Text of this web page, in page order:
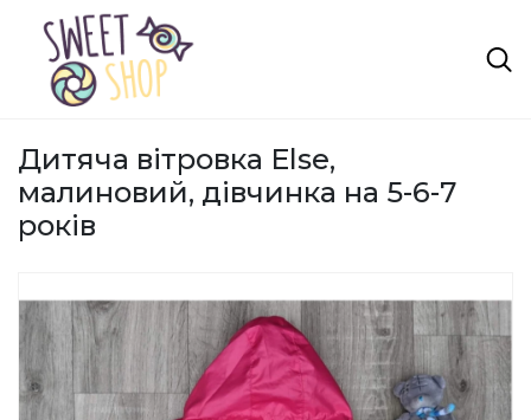
Дитяча вітровка Else,
малиновий, дівчинка на 5-6-7
років